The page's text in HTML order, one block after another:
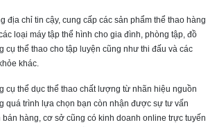
địa chỉ tin cậy, cung cấp các sản phẩm thể thao hàng
loại máy tập thể hình cho gia đình, phòng tập, đồ
cụ thể thao cho tập luyện cũng như thi đấu và các
khác.
cụ thể dục thể thao chất lượng từ nhãn hiệu nguồn
quá trình lựa chọn bạn còn nhận được sự tư vấn
hàng, cơ sở cũng có kinh doanh online trực tuyến